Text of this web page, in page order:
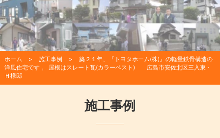
ホーム 施工事例
築２１年、『トヨタホーム(株)』の軽量鉄骨構造の
洋風住宅です 。 屋根はスレート瓦(カラーベスト) 広島市安佐北区三入東・
Ｈ様邸
施工事例